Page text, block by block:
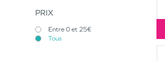
PRIX
Entre 0 et 25€
Tous